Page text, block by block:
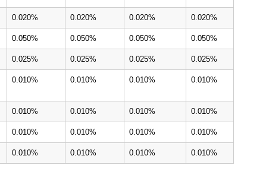
0.020% 0.020% 0.020% 0.020%
0.050% 0.050% 0.050% 0.050%
0.025% 0.025% 0.025% 0.025%
0.010% 0.010% 0.010% 0.010%
0.010% 0.010% 0.010% 0.010%
0.010% 0.010% 0.010% 0.010%
0.010% 0.010% 0.010% 0.010%